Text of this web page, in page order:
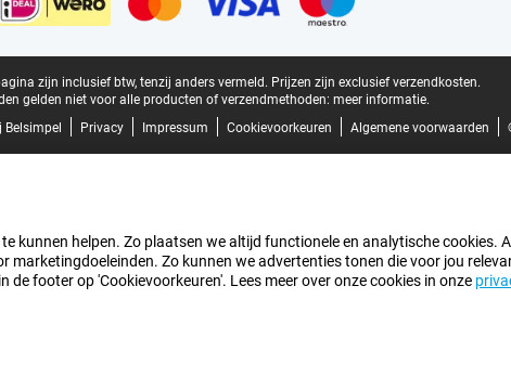
zijn inclusief btw, tenzij anders vermeld. Prijzen zijn exclusief verzendkosten.
gelden niet voor alle producten of verzendmethoden: meer informatie.
Belsimpel Privacy Impressum Cookievoorkeuren Algemene voorwaarden
kunnen helpen. Zo plaatsen we altijd functionele en analytische cookies.
Zo kunnen we advertenties tonen die voor jou
footer op 'Cookievoorkeuren'. Lees meer over onze cookies in onze